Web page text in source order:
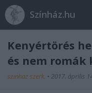
Színház.hu
Kenyértörés
és nem romák
szinhaz szerk. • 2017. április